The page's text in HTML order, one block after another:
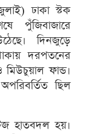
ঢাকা স্টক
পুঁজিবাজারে
দিনজুড়ে
দরপতনের
ফান্ড।
ছিল
হাতবদল হয়।